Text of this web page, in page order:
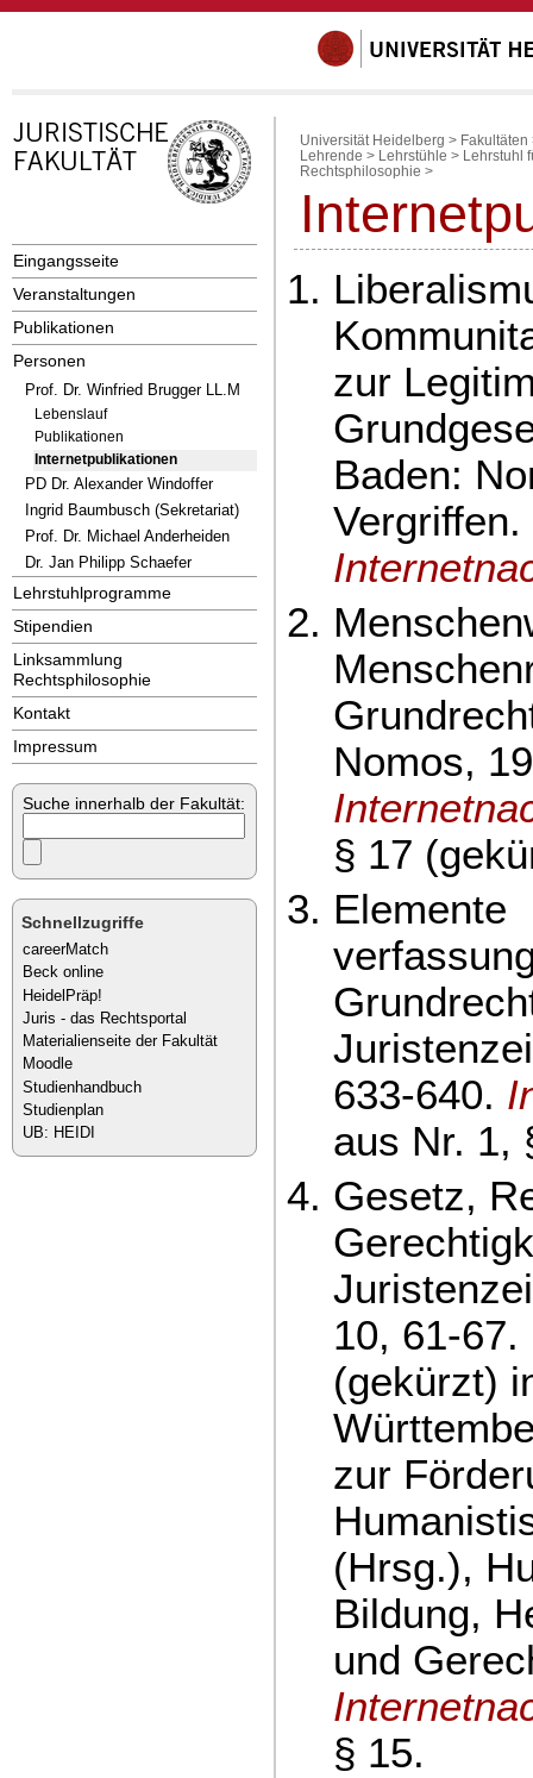
Eingangsseite
Veranstaltungen
Publikationen
Personen
Prof. Dr. Winfried Brugger LL.M
Lebenslauf
Publikationen
Internetpublikationen
PD Dr. Alexander Windoffer
Ingrid Baumbusch (Sekretariat)
Prof. Dr. Michael Anderheiden
Dr. Jan Philipp Schaefer
Lehrstuhlprogramme
Stipendien
Linksammlung
Rechtsphilosophie
Kontakt
Impressum
Suche innerhalb der Fakultät:
Schnellzugriffe
careerMatch
Beck online
HeidelPräp!
Juris - das Rechtsportal
Materialienseite der Fakultät
Moodle
Studienhandbuch
Studienplan
UB: HEIDI
Universität Heidelberg > Fakultäten
Lehrende > Lehrstühle >
Lehrstuhl
Rechtsphilosophie >
zur
Baden:
Vergriffen.
Nomos,
§ 17
Elemente
633-640.
aus Nr. 1,
Gesetz,
10, 61-
(gekürzt)
zur
(Hrsg.),
Bildung,
und
§ 15.